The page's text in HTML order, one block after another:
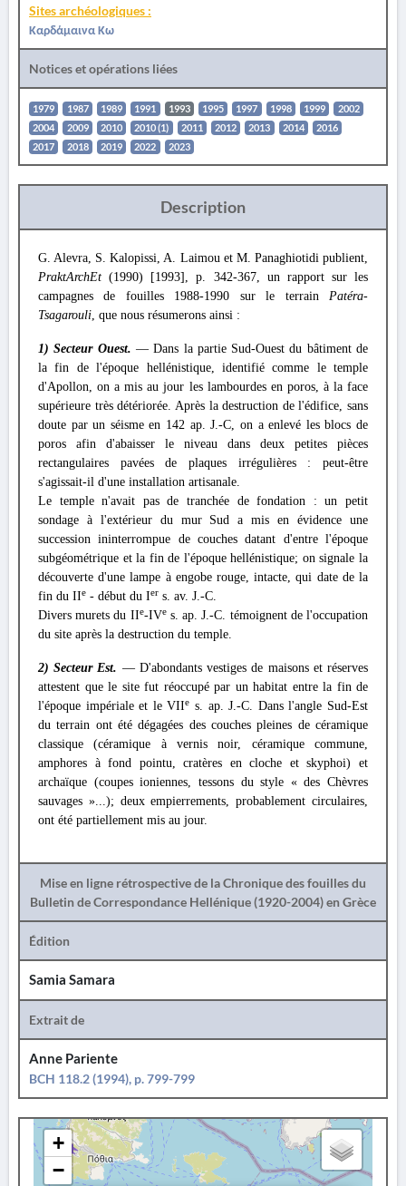
Sites archéologiques :
Καρδάμαινα Κω
Notices et opérations liées
1979 1987 1989 1991 1993 1995 1997 1998 1999
2002
2004
2009 2010 2010 (1) 2011 2012 2013 2014
2016
2017
2018 2019 2022 2023
Description
G. Alevra, S. Kalopissi, A. Laimou et M. Panaghiotidi publient,
PraktArchEt (1990) [1993], p. 342-367, un rapport sur les
campagnes de fouilles 1988-1990 sur le terrain Patéra-
Tsagarouli, que nous résumerons ainsi :
1) Secteur Ouest. — Dans la partie Sud-Ouest du bâtiment de
la fin de l'époque hellénistique, identifié comme le temple
d'Apollon, on a mis au jour les lambourdes en poros, à la face
supérieure très détériorée. Après la destruction de l'édifice, sans
doute par un séisme en 142 ap. J.-C, on a enlevé les blocs de
poros afin d'abaisser le niveau dans deux petites pièces
rectangulaires pavées de plaques irrégulières : peut-être
s'agissait-il d'une installation artisanale.
Le temple n'avait pas de tranchée de fondation : un petit
sondage à l'extérieur du mur Sud a mis en évidence une
succession ininterrompue de couches datant d'entre l'époque
subgéométrique et la fin de l'époque hellénistique; on signale la
découverte d'une lampe à engobe rouge, intacte, qui date de la
fin du IIe - début du Ier s. av. J.-C.
Divers murets du IIe-IVes. ap. J.-C. témoignent de l'occupation
du site après la destruction du temple.
2) Secteur Est. — D'abondants vestiges de maisons et réserves
attestent que le site fut réoccupé par un habitat entre la fin de
l'époque impériale et le VIIe s. ap. J.-C. Dans l'angle Sud-Est
du terrain ont été dégagées des couches pleines de céramique
classique (céramique à vernis noir, céramique commune,
amphores à fond pointu, cratères en cloche et skyphoi) et
archaïque (coupes ioniennes, tessons du style « des Chèvres
sauvages »...); deux empierrements, probablement circulaires,
ont été partiellement mis au jour.
Mise en ligne rétrospective de la Chronique des fouilles du
Bulletin de Correspondance Hellénique (1920-2004) en Grèce
Édition
Samia Samara
Extrait de
Anne Pariente
BCH 118.2 (1994), p. 799-799
+
−